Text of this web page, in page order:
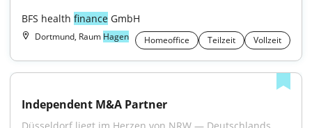
BFS health finance GmbH
Dortmund, Raum Hagen Homeoffice Teilzeit Vollzeit
Independent M&A Partner